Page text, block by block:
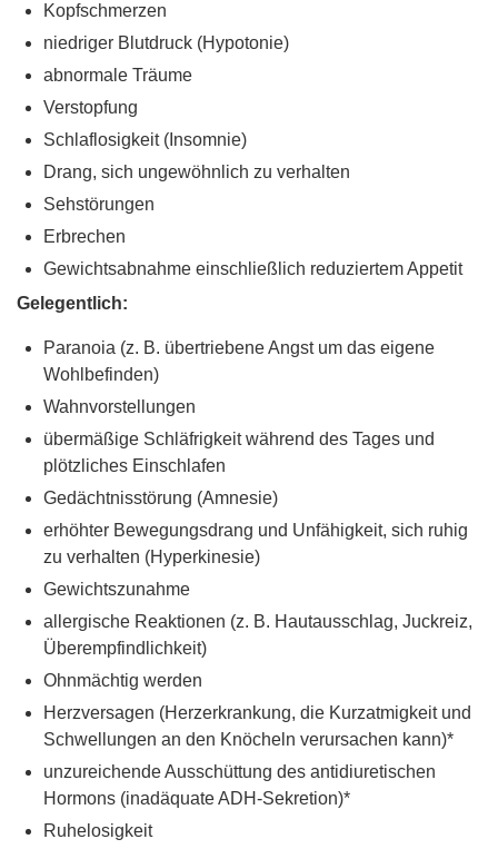
Kopfschmerzen
niedriger Blutdruck (Hypotonie)
abnormale Träume
Verstopfung
Schlaflosigkeit (Insomnie)
Drang, sich ungewöhnlich zu verhalten
Sehstörungen
Erbrechen
Gewichtsabnahme einschließlich reduziertem Appetit
Gelegentlich:
Paranoia (z. B. übertriebene Angst um das eigene
Wohlbefinden)
Wahnvorstellungen
übermäßige Schläfrigkeit während des Tages und
plötzliches Einschlafen
Gedächtnisstörung (Amnesie)
erhöhter Bewegungsdrang und Unfähigkeit, sich ruhig
zu verhalten (Hyperkinesie)
Gewichtszunahme
allergische Reaktionen (z. B. Hautausschlag, Juckreiz,
Überempfindlichkeit)
Ohnmächtig werden
Herzversagen (Herzerkrankung, die Kurzatmigkeit und
Schwellungen an den Knöcheln verursachen kann)*
unzureichende Ausschüttung des antidiuretischen
Hormons (inadäquate ADH-Sekretion)*
Ruhelosigkeit